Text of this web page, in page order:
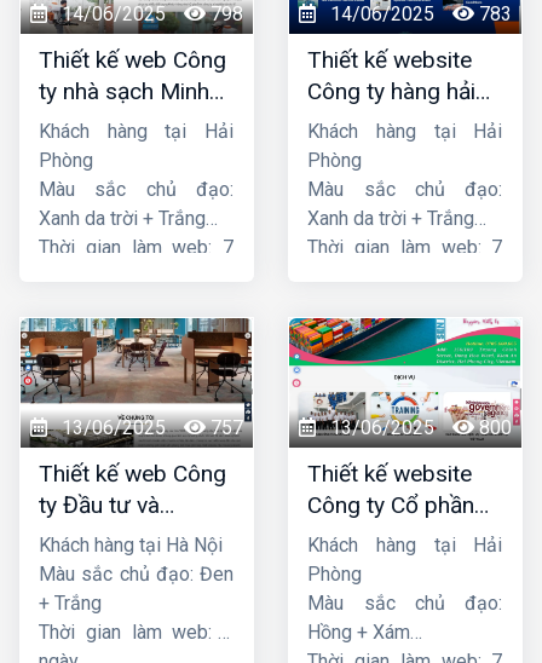
14/06/2025 798
Thiết kế web Công
ty nhà sạch Minh
Dương
Khách hàng tại Hải
Phòng
Màu sắc chủ đạo:
Xanh da trời + Trắng
Thời gian làm web: 7
14/06/2025 783
Thiết kế website
Công ty hàng hải
liên minh
Khách hàng tại Hải
Phòng
Màu sắc chủ đạo:
Xanh da trời + Trắng
Thời gian làm web: 7
13/06/2025 757
Thiết kế web Công
ty Đầu tư và
Thương mại Five-
Star
Khách hàng tại Hà Nội
Màu sắc chủ đạo: Đen
+ Trắng
Thời gian làm web: 7
13/06/2025 800
Thiết kế website
Công ty Cổ phần
dịch vụ hàng hải
Sen
Khách hàng tại Hải
Phòng
Màu sắc chủ đạo:
Hồng + Xám